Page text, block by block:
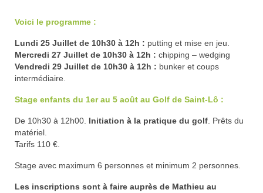
Plan
Carte de scores
Club-House
Actualités
Practice
Voici le programme :
Lundi 25 Juillet de 10h30 à 12h : putting et mise en jeu.
Mercredi 27 Juillet de 10h30 à 12h : chipping – wedging
Vendredi 29 Juillet de 10h30 à 12h : bunker et coups
intermédiaire.
Stage enfants du 1er au 5 août au Golf de Saint-Lô :
De 10h30 à 12h00. Initiation à la pratique du golf . Prêts du
matériel.
Tarifs 110 €.
Stage avec maximum 6 personnes et minimum 2 personnes.
Les inscriptions sont à faire auprès de Mathieu au